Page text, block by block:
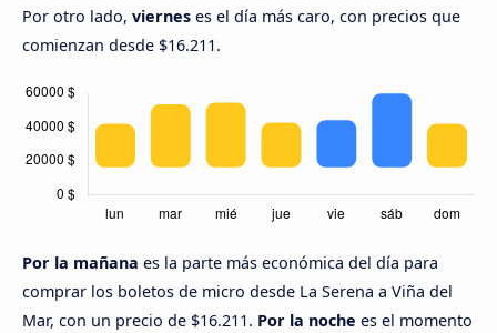
Por otro lado, viernes es el día más caro, con precios que
comienzan desde $16.211.
Por la mañana es la parte más económica del día para
comprar los boletos de micro desde La Serena a Viña del
Mar, con un precio de $16.211. Por la noche es el momento